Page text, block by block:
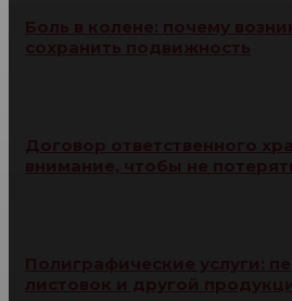
Боль в колене: почему
Договор ответственного
Полиграфические услуги: